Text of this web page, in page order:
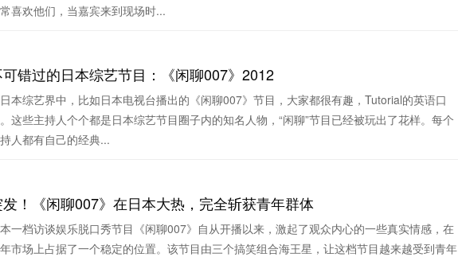
喜欢他们，当嘉宾来到现场时...
错过的日本综艺节目：《闲聊007》2012
本综艺界中，比如日本电视台播出的《闲聊007》节目，大家都很有趣，Tutorial的英语口
这些主持人个个都是日本综艺节目圈子内的知名人物，“闲聊”节目已经被玩出了花样。每个
人都有自己的经典...
发！《闲聊007》在日本大热，完全斩获青年群体
一档访谈娱乐脱口秀节目《闲聊007》自从开播以来，激起了观众内心的一些真实情感，在
市场上占据了一个稳定的位置。该节目由三个搞笑组合海王星，让这档节目越来越受到青年